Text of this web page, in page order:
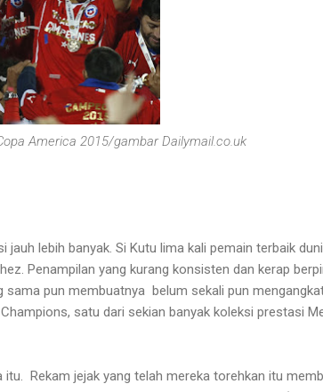
America 2015/gambar Dailymail.co.uk
lebih banyak. Si Kutu lima kali pemain terbaik
Penampilan yang kurang konsisten dan kerap
sama pun membuatnya belum sekali pun
satu dari sekian banyak koleksi prestasi
Rekam jejak yang telah mereka torehkan itu